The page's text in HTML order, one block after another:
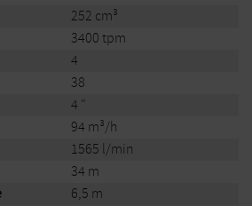
94 m³/h en een totale
m
goede stabiliteit op diverse
te gebruiken en te onderhouden
252 cm³
3400 tpm
4
38
4 "
94 m³/h
1565 l/min
34 m
6,5 m